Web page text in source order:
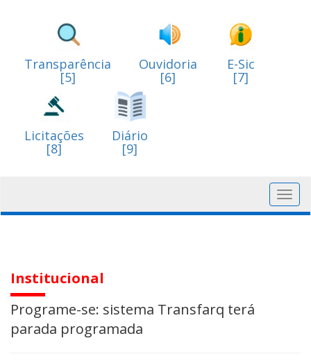
Transparência
[5]
Ouvidoria
[6]
E-Sic
[7]
Licitações
[8]
Diário
[9]
Institucional
Programe-se: sistema Transfarq terá
parada programada